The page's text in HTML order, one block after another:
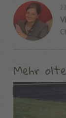
Mehr